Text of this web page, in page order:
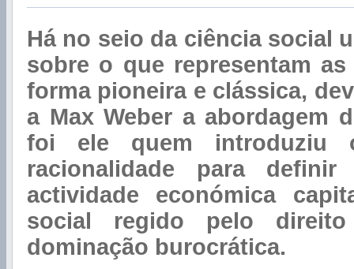
Há no seio da ciência social
sobre o que representam
forma pioneira e clássica,
a Max Weber a abordagem
foi ele quem introduziu
racionalidade para
actividade económica
social regido pelo
dominação burocrática.